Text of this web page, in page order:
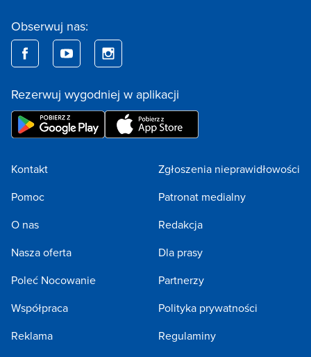
Obserwuj nas:
Rezerwuj wygodniej w aplikacji
Kontakt
Pomoc
O nas
Nasza oferta
Poleć Nocowanie
Współpraca
Reklama
Zgłoszenia nieprawidłowości
Patronat medialny
Redakcja
Dla prasy
Partnerzy
Polityka prywatności
Regulaminy